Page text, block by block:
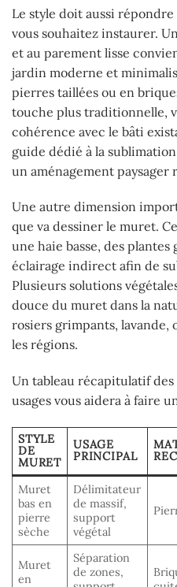
Le style doit aussi répondre
vous souhaitez instaurer.
et au parement lisse
jardin moderne et
pierres taillées ou en
touche plus traditionnelle,
cohérence avec le bâti
guide dédié à la
un aménagement paysager
Une autre dimension
que va dessiner le muret.
une haie basse, des
éclairage indirect afin de
Plusieurs solutions
douce du muret dans la
rosiers grimpants, lavande,
les régions.
Un tableau récapitulatif
usages vous aidera à faire
STYLE
DE
MURET
USAGE
PRINCIPAL
Muret
bas en
pierre
sèche
Délimitateur
de massif,
support
végétal
Muret
en
Séparation
de zones,